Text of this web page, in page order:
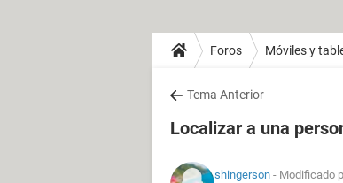
Foros Móviles y
Tema Anterior
Localizar a una
shingerson - Modificado